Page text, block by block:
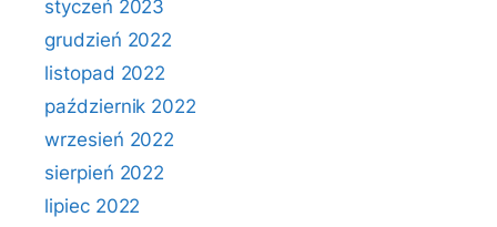
styczeń 2023
grudzień 2022
listopad 2022
październik 2022
wrzesień 2022
sierpień 2022
lipiec 2022